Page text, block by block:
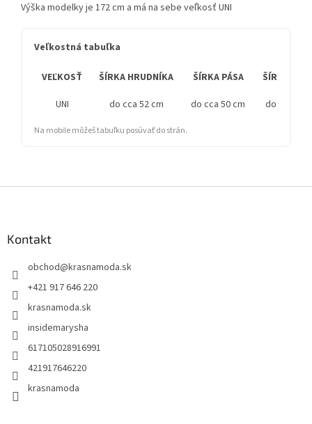
Výška modelky je 172 cm a má na sebe veľkosť UNI
Veľkostná tabuľka
VEĽKOSŤ ŠÍRKA HRUDNÍKA ŠÍRKA PÁSA
ŠÍRKA
UNI
do cca 52 cm do cca 50 cm do cca 55
Na mobile môžeš tabuľku posúvať do strán.
Kontakt
obchod@krasnamoda.sk
+421 917 646 220
krasnamoda.sk
insidemarysha
617105028916991
421917646220
krasnamoda